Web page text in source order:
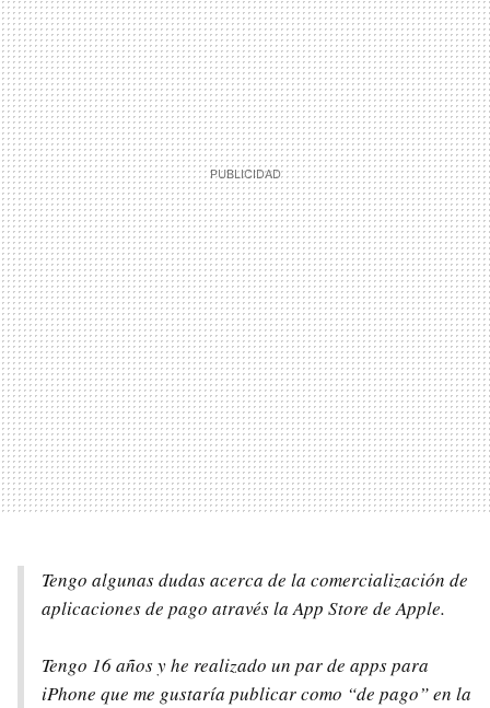
Tengo algunas dudas acerca de la comercialización de
aplicaciones de pago através la App Store de Apple.
Tengo 16 años y he realizado un par de apps para
iPhone que me gustaría publicar como “de pago” en la